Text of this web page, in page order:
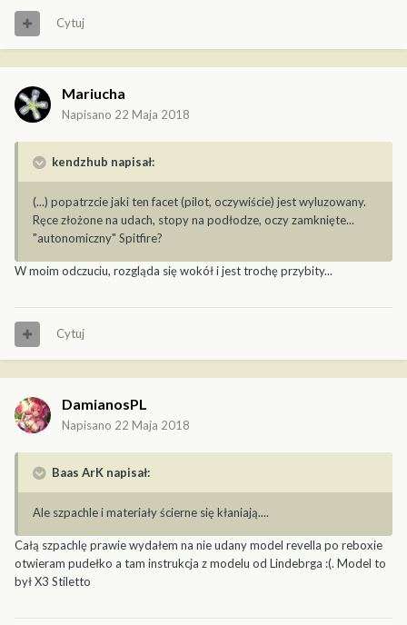
Cytuj
Mariucha
Napisano 22 Maja 2018
kendzhub napisał:
(...) popatrzcie jaki ten facet (pilot, oczywiście) jest wyluzowany.
Ręce złożone na udach, stopy na podłodze, oczy zamknięte...
"autonomiczny" Spitfire?
W moim odczuciu, rozgląda się wokół i jest trochę przybity...
Cytuj
DamianosPL
Napisano 22 Maja 2018
Baas ArK napisał:
Ale szpachle i materiały ścierne się kłaniają....
Całą szpachlę prawie wydałem na nie udany model revella po reboxie
otwieram pudełko a tam instrukcja z modelu od Lindebrga :(. Model to
był X3 Stiletto